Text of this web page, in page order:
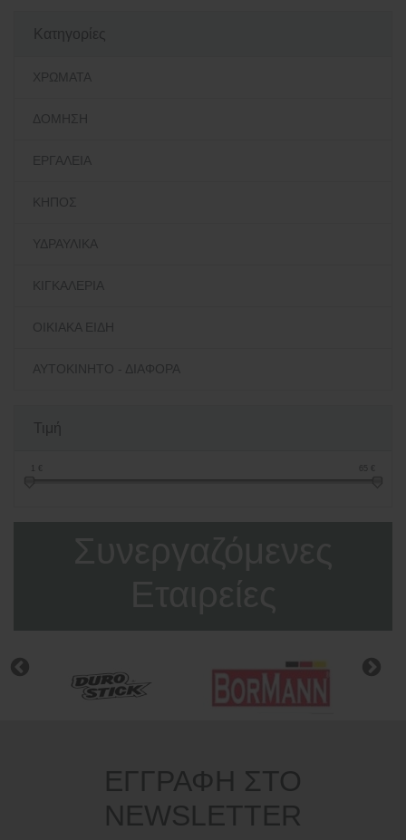
Κατηγορίες
ΧΡΩΜΑΤΑ
ΔΟΜΗΣΗ
ΕΡΓΑΛΕΙΑ
ΚΗΠΟΣ
ΥΔΡΑΥΛΙΚΑ
ΚΙΓΚΑΛΕΡΙΑ
ΟΙΚΙΑΚΑ ΕΙΔΗ
ΑΥΤΟΚΙΝΗΤΟ - ΔΙΑΦΟΡΑ
Τιμή
65
ΕΓΓΡΑΦΗ ΣΤΟ
NEWSLETTER